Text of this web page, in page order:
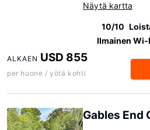
Näytä kartta
10/10
Ilmainen Wi-
ALKAEN USD 855
per huone / yötä kohti
Gables End